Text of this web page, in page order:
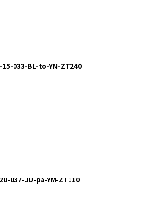
15-033-BL-to-YM-ZT240
037-JU-pa-YM-ZT110